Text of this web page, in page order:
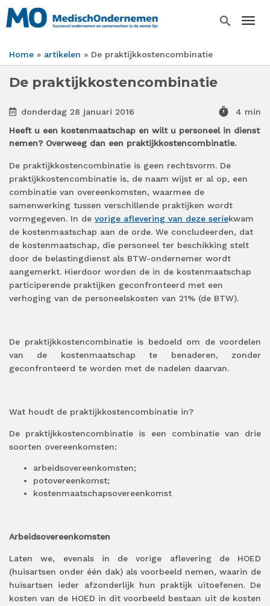
Overslaan
en
inhoud
search
Home artikelen De praktijkkostencombinatie
De praktijkkostencombinatie
donderdag 28 januari 2016 timer
4 min
Heeft u een kostenmaatschap en wilt u personeel in dienst
nemen? Overweeg dan een praktijkkostencombinatie.
De praktijkkostencombinatie is geen rechtsvorm. De
praktijkkostencombinatie is, de naam wijst er al op, een
combinatie van overeenkomsten, waarmee de
samenwerking tussen verschillende praktijken wordt
vormgegeven. In de vorige aflevering van deze seriekwam
de kostenmaatschap aan de orde. We concludeerden, dat
de kostenmaatschap, die personeel ter beschikking stelt
door de belastingdienst als BTW-ondernemer wordt
aangemerkt. Hierdoor worden de in de kostenmaatschap
participerende praktijken geconfronteerd met een
verhoging van de personeelskosten van 21% (de BTW).
De praktijkkostencombinatie is bedoeld om de voordelen
van de kostenmaatschap te benaderen, zonder
geconfronteerd te worden met de nadelen daarvan.
Wat houdt de praktijkkostencombinatie in?
De praktijkkostencombinatie is een combinatie van drie
soorten overeenkomsten:
arbeidsovereenkomsten;
potovereenkomst;
kostenmaatschapsovereenkomst
Arbeidsovereenkomsten
Laten we, evenals in de vorige aflevering de HOED
(huisartsen onder één dak) als voorbeeld nemen, waarin de
huisartsen ieder afzonderlijk hun praktijk uitoefenen. De
kosten van de HOED in dit voorbeeld bestaan uit de kosten